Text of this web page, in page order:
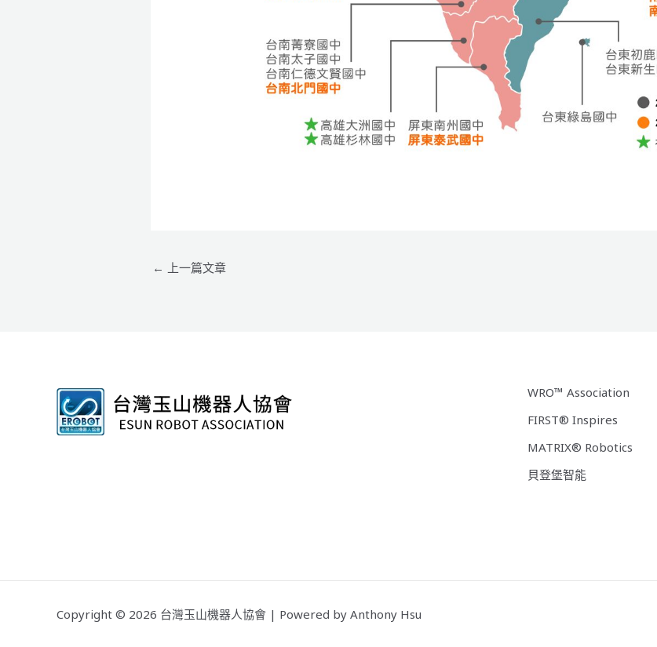
← 上一篇文章
WRO™ Association
FIRST® Inspires
MATRIX® Robotics
貝登堡智能
Copyright © 2026 台灣玉山機器人協會 | Powered by Anthony Hsu